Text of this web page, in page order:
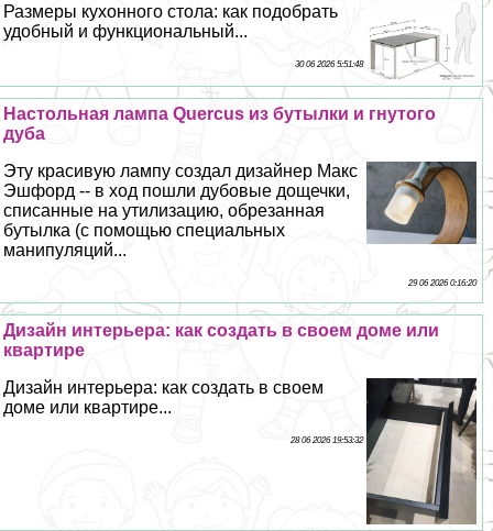
Размеры кухонного стола: как подобрать
удобный и функциональный...
30 06 2026 5:51:48
Настольная лампа Quercus из бутылки и гнутого
дуба
Эту красивую лампу создал дизайнер Макс
Эшфорд -- в ход пошли дубовые дощечки,
списанные на утилизацию, обрезанная
бутылка (с помощью специальных
манипуляций...
29 06 2026 0:16:20
Дизайн интерьера: как создать в своем доме или
квартире
Дизайн интерьера: как создать в своем
доме или квартире...
28 06 2026 19:53:32